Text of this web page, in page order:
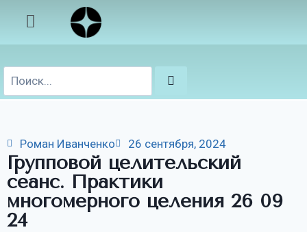
Роман Иванченко 26 сентября, 2024
Групповой целительский
сеанс. Практики
многомерного целения 26 09
24